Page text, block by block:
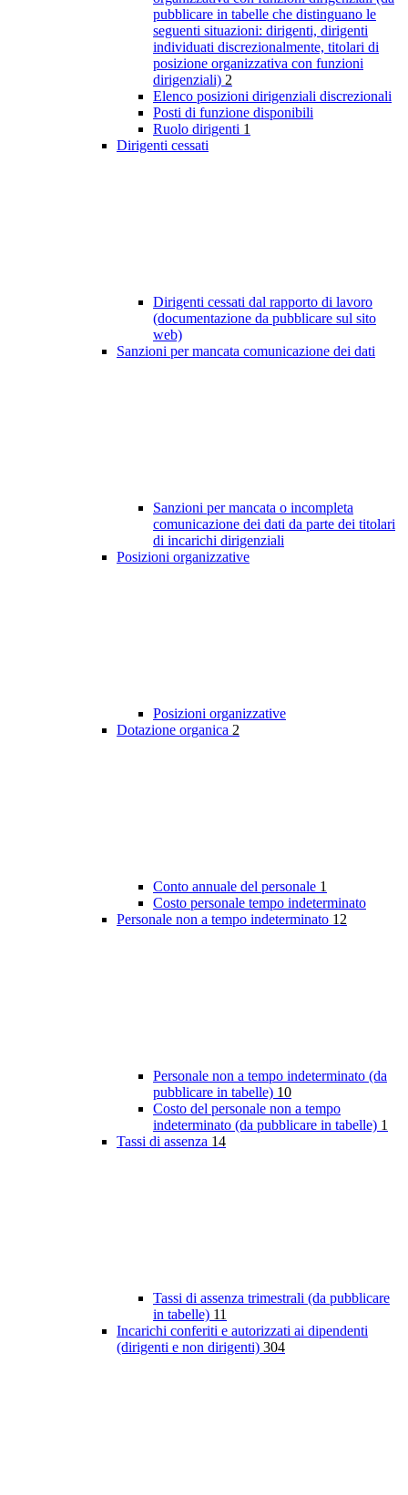
pubblicare in tabelle che distinguano le
seguenti situazioni: dirigenti, dirigenti
individuati discrezionalmente, titolari di
posizione organizzativa con funzioni
dirigenziali) 2
Elenco posizioni dirigenziali discrezionali
Posti di funzione disponibili
Ruolo dirigenti 1
Dirigenti cessati
Dirigenti cessati dal rapporto di lavoro
(documentazione da pubblicare sul sito
web)
Sanzioni per mancata comunicazione dei dati
Sanzioni per mancata o incompleta
comunicazione dei dati da parte dei titolari
di incarichi dirigenziali
Posizioni organizzative
Posizioni organizzative
Dotazione organica 2
Conto annuale del personale 1
Costo personale tempo indeterminato
Personale non a tempo indeterminato 12
Personale non a tempo indeterminato (da
pubblicare in tabelle) 10
Costo del personale non a tempo
indeterminato (da pubblicare in tabelle) 1
Tassi di assenza 14
Tassi di assenza trimestrali (da pubblicare
in tabelle) 11
Incarichi conferiti e autorizzati ai dipendenti
(dirigenti e non dirigenti) 304